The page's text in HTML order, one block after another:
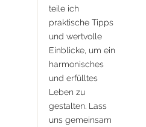
teile ich
praktische Tipps
und wertvolle
Einblicke, um ein
harmonisches
und erfülltes
Leben zu
gestalten. Lass
uns gemeinsam